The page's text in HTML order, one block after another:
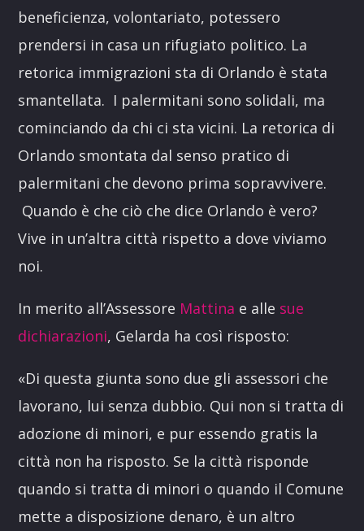
beneficienza, volontariato, potessero
prendersi in casa un rifugiato politico. La
retorica immigrazioni sta di Orlando è stata
smantellata. I palermitani sono solidali, ma
cominciando da chi ci sta vicini. La retorica di
Orlando smontata dal senso pratico di
palermitani che devono prima sopravvivere.
Quando è che ciò che dice Orlando è vero?
Vive in un’altra città rispetto a dove viviamo
noi.
In merito all’Assessore Mattina e alle sue
dichiarazioni, Gelarda ha così risposto:
«Di questa giunta sono due gli assessori che
lavorano, lui senza dubbio. Qui non si tratta di
adozione di minori, e pur essendo gratis la
città non ha risposto. Se la città risponde
quando si tratta di minori o quando il Comune
mette a disposizione denaro, è un altro